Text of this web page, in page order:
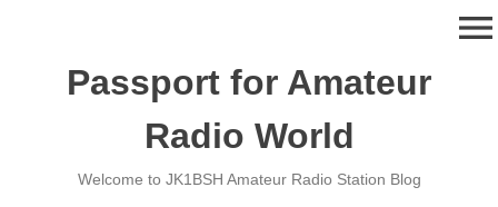
Passport for Amateur
Radio World
Welcome to JK1BSH Amateur Radio Station Blog
menu